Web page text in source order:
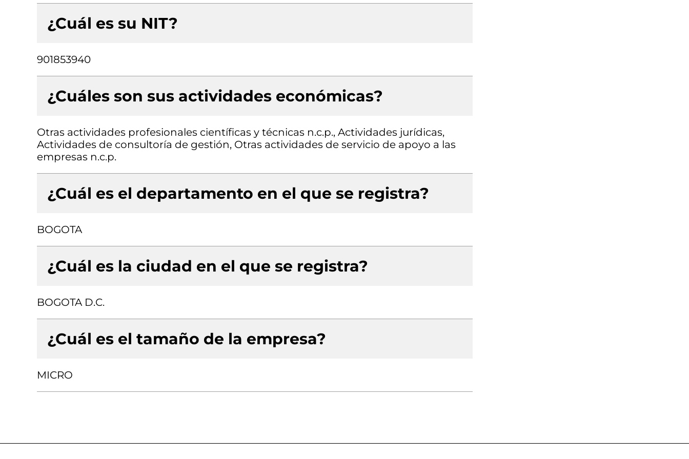
¿Cuál es su NIT?
901853940
¿Cuáles son sus actividades económicas?
Otras actividades profesionales científicas y técnicas n.c.p., Actividades jurídicas,
Actividades de consultoría de gestión, Otras actividades de servicio de apoyo a las
empresas n.c.p.
¿Cuál es el departamento en el que se registra?
BOGOTA
¿Cuál es la ciudad en el que se registra?
BOGOTA D.C.
¿Cuál es el tamaño de la empresa?
MICRO